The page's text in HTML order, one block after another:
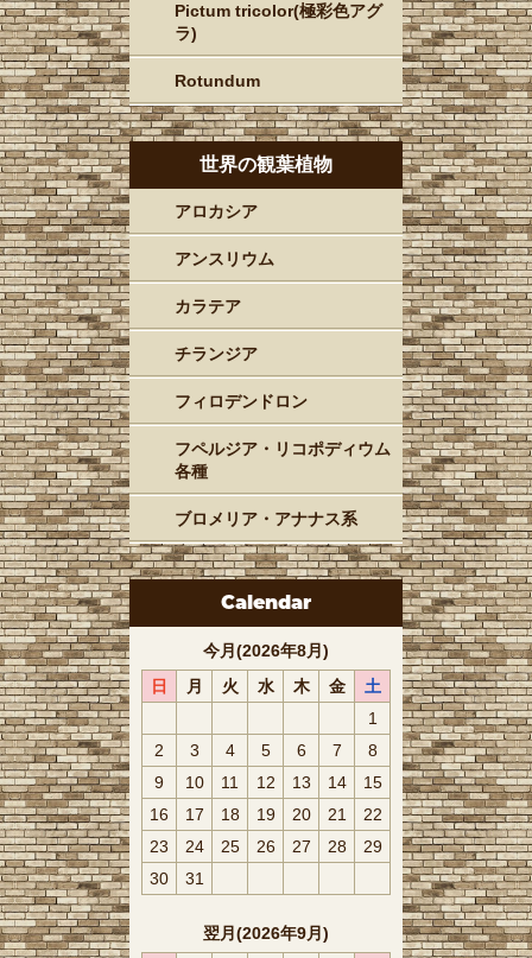
Pictum tricolor(極彩色アグ
ラ)
Rotundum
世界の観葉植物
アロカシア
アンスリウム
カラテア
チランジア
フィロデンドロン
フペルジア・リコポディウム
各種
ブロメリア・アナナス系
Calendar
今月(2026年8月)
日
月 火 水 木 金
土
1
2
3 4 5 6 7
8
9
10 11 12 13 14
15
16
17 18 19 20 21
22
23
24 25 26 27 28
29
30
31
翌月(2026年9月)